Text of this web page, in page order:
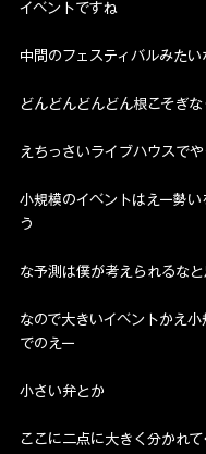
イベントですね
中間のフェスティバルみたい
どんどんどんどん根こそぎ
えちっさいライブハウスでや
小規模のイベントはえー勢
う
な予測は僕が考えられるな
なので大きいイベントかえ
でのえー
小さい弁とか
ここに二点に大きく分かれ